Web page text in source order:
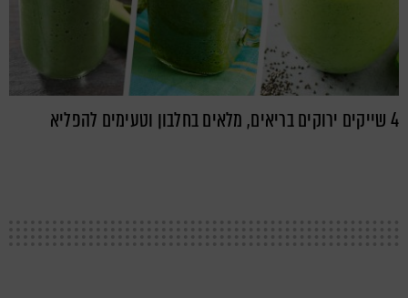
4 שייקים ירוקים בריאים, מלאים בחלבון וטעימים להפליא